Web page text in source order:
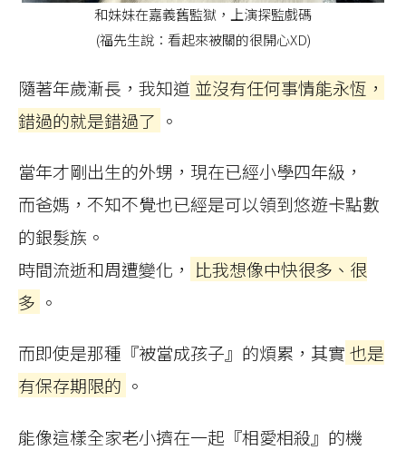
和妹妹在嘉義舊監獄，上演探監戲碼
(福先生說：看起來被關的很開心XD)
隨著年歲漸長，我知道 並沒有任何事情能永恆，
錯過的就是錯過了 。
當年才剛出生的外甥，現在已經小學四年級，
而爸媽，不知不覺也已經是可以領到悠遊卡點數
的銀髮族。
時間流逝和周遭變化， 比我想像中快很多、很
多 。
而即使是那種『被當成孩子』的煩累，其實 也是
有保存期限的 。
能像這樣全家老小擠在一起『相愛相殺』的機